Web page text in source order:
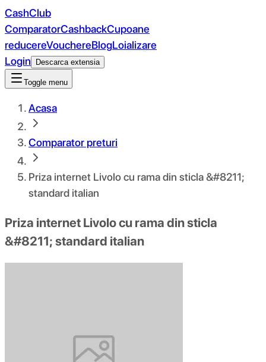
CashClub
ComparatorCashbackCupoane
reducereVouchereBlogLoializare
Login
Descarca extensia
Toggle menu
Acasa
Comparator preturi
Priza internet Livolo cu rama din sticla &#8211;
standard italian
Priza internet Livolo cu rama din sticla
&#8211; standard italian